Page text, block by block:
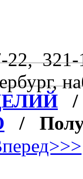
22,
/